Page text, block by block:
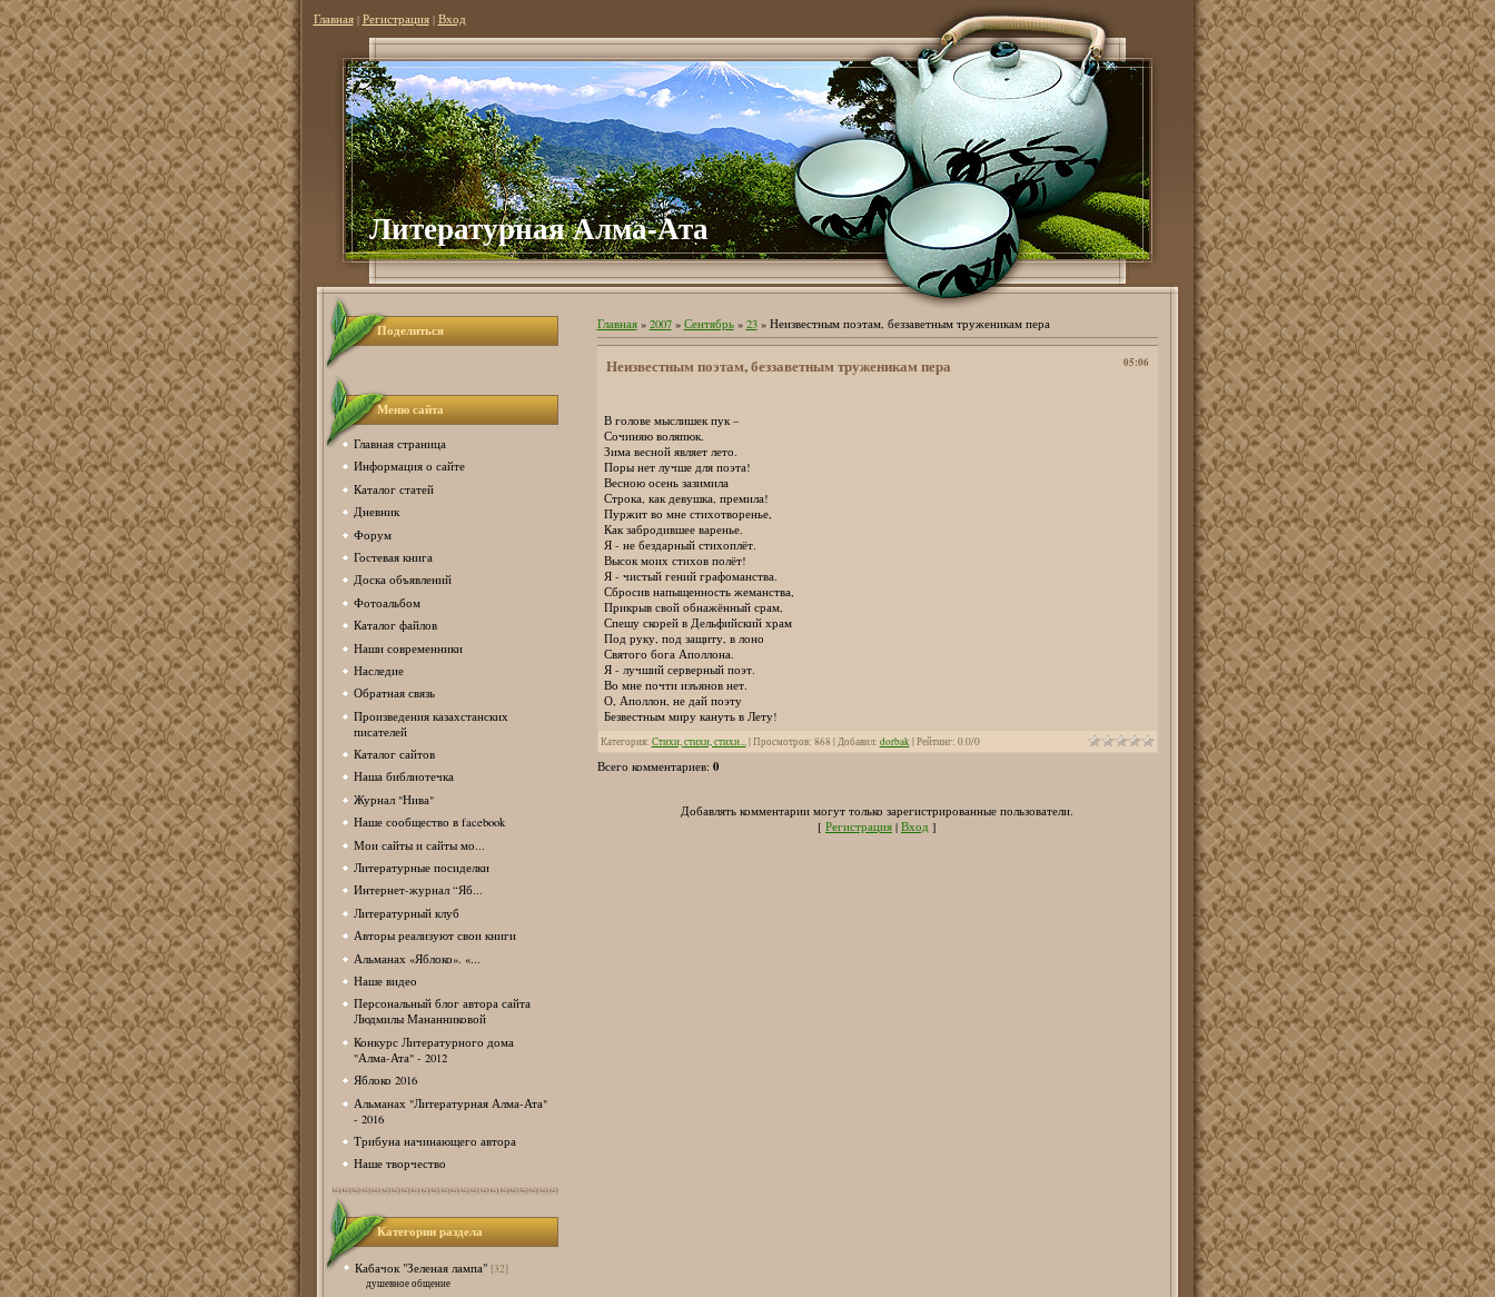
Главная| Регистрация| Вход
Литературная Алма-Ата
Поделиться
Меню сайта
Главная страница
Информация о сайте
Каталог статей
Дневник
Форум
Гостевая книга
Доска объявлений
Фотоальбом
Каталог файлов
Наши современники
Наследие
Обратная связь
Произведения казахстанских
писателей
Каталог сайтов
Наша библиотечка
Журнал "Нива"
Наше сообщество в facebook
Мои сайты и сайты мо...
Литературные посиделки
Интернет-журнал “Яб...
Литературный клуб
Авторы реализуют свои книги
Альманах «Яблоко». «...
Наше видео
Персональный блог автора сайта
Людмилы Мананниковой
Конкурс Литературного дома
"Алма-Ата" - 2012
Яблоко 2016
Альманах "Литературная Алма-Ата"
- 2016
Трибуна начинающего автора
Наше творчество
Категории раздела
Кабачок "Зеленая лампа" [32]
душевное общение
Главная» 2007 » Сентябрь » 23» Неизвестным поэтам, беззаветным труженикам пера
05:06
Неизвестным поэтам, беззаветным труженикам пера
В голове мыслишек пук –
Сочиняю воляпюк.
Зима весной являет лето.
Поры нет лучше для поэта!
Весною осень зазимила
Строка, как девушка, премила!
Пуржит во мне стихотворенье,
Как забродившее варенье.
Я - не бездарный стихоплёт.
Высок моих стихов полёт!
Я - чистый гений графоманства.
Сбросив напыщенность жеманства,
Прикрыв свой обнажённый срам,
Спешу скорей в Дельфийский храм
Под руку, под защиту, в лоно
Святого бога Аполлона.
Я - лучший серверный поэт.
Во мне почти изъянов нет.
О, Аполлон, не дай поэту
Безвестным миру кануть в Лету!
Категория: Стихи, стихи, стихи...|Просмотров: 868 |Добавил: dorbak|Рейтинг: 0.0/0
Всего комментариев: 0
Добавлять комментарии могут только зарегистрированные пользователи.
[ Регистрация | Вход ]